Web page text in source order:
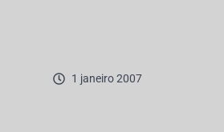
1 janeiro 2007